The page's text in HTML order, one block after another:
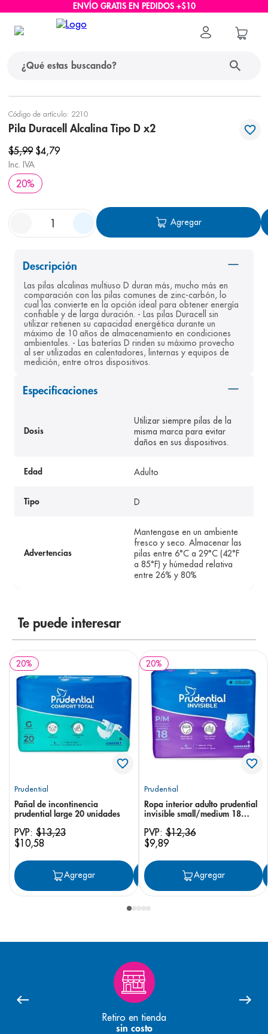
ENVÍO GRATIS EN PEDIDOS +$10
Código de artículo: 2210
Pila Duracell Alcalina Tipo D x2
$5,99 $4,79
Inc. IVA
20%
Agregar
Descripción
Las pilas alcalinas multiuso D duran más, mucho más en
comparación con las pilas comunes de zinc-carbón, lo
cual las convierte en la opción ideal para obtener energía
confiable y de larga duración. - Las pilas Duracell sin
utilizar retienen su capacidad energética durante un
máximo de 10 años de almacenamiento en condiciones
ambientales. - Las baterías D rinden su máximo provecho
al ser utilizadas en calentadores, linternas y equipos de
medición, entre otros dispositivos.
Especificaciones
Dosis
Utilizar siempre pilas de la
misma marca para evitar
daños en sus dispositivos.
Edad Adulto
Tipo D
Advertencias
Mantengase en un ambiente
fresco y seco. Almacenar las
pilas entre 6°C a 29°C (42°F
a 85°F) y húmedad relativa
entre 26% y 80%
Te puede interesar
20%
Prudential
Pañal de incontinencia
prudential large 20 unidades
PVP: $13,23
$10,58
Agregar Agregar
20%
Prudential
Ropa interior adulto prudential
invisible small/medium 18
PVP:$12,36
$9,89
Agregar
Retiro en tienda
sin costo
1. protector solar
2 pañales
3. eucerin
nivea
6. bioderma
7 shampoo
pediasure
9. panolini
10.prueba embarazo